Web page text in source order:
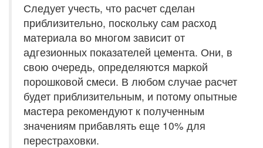
Следует учесть, что расчет сделан
приблизительно, поскольку сам расход
материала во многом зависит от
адгезионных показателей цемента. Они, в
свою очередь, определяются маркой
порошковой смеси. В любом случае расчет
будет приблизительным, и потому опытные
мастера рекомендуют к полученным
значениям прибавлять еще 10% для
перестраховки.